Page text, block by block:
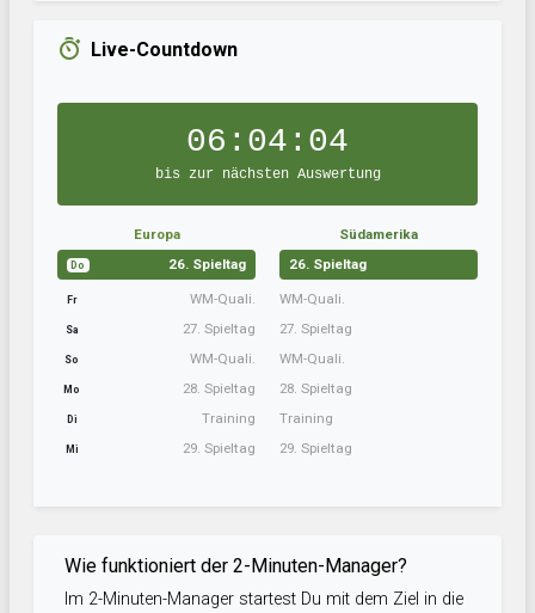
Live-Countdown
06:04:03
bis zur nächsten Auswertung
Europa
Do 26. Spieltag
Fr WM-Quali.
Sa 27. Spieltag
So WM-Quali.
Mo 28. Spieltag
Di Training
Mi 29. Spieltag
Südamerika
26. Spieltag
WM-Quali.
27. Spieltag
WM-Quali.
28. Spieltag
Training
29. Spieltag
Wie funktioniert der 2-Minuten-Manager?
Im 2-Minuten-Manager startest Du mit dem Ziel in die